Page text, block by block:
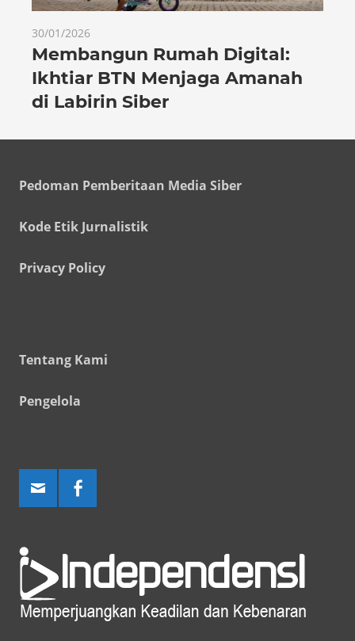
30/01/2026
Membangun Rumah Digital:
Ikhtiar BTN Menjaga Amanah
di Labirin Siber
Pedoman Pemberitaan Media Siber
Kode Etik Jurnalistik
Privacy Policy
Tentang Kami
Pengelola